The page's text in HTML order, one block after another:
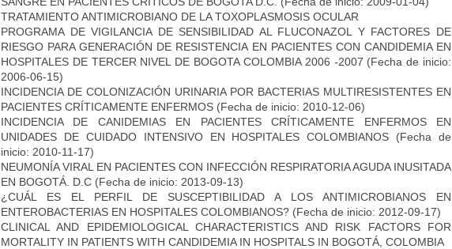
TRATAMIENTO ANTIMICROBIANO DE LA TOXOPLASMOSIS OCULAR
PROGRAMA DE VIGILANCIA DE SENSIBILIDAD AL FLUCONAZOL Y FACTORES DE
RIESGO PARA GENERACIÓN DE RESISTENCIA EN PACIENTES CON CANDIDEMIA EN
HOSPITALES DE TERCER NIVEL DE BOGOTA COLOMBIA 2006 -2007 (Fecha de inicio:
2006-06-15)
INCIDENCIA DE COLONIZACIÓN URINARIA POR BACTERIAS MULTIRESISTENTES EN
PACIENTES CRÍTICAMENTE ENFERMOS (Fecha de inicio: 2010-12-06)
INCIDENCIA DE CANIDEMIAS EN PACIENTES CRÍTICAMENTE ENFERMOS EN
UNIDADES DE CUIDADO INTENSIVO EN HOSPITALES COLOMBIANOS (Fecha de
inicio: 2010-11-17)
NEUMONÍA VIRAL EN PACIENTES CON INFECCIÓN RESPIRATORIA AGUDA INUSITADA
EN BOGOTÁ. D.C (Fecha de inicio: 2013-09-13)
¿CUÁL ES EL PERFIL DE SUSCEPTIBILIDAD A LOS ANTIMICROBIANOS EN
ENTEROBACTERIAS EN HOSPITALES COLOMBIANOS? (Fecha de inicio: 2012-09-17)
CLINICAL AND EPIDEMIOLOGICAL CHARACTERISTICS AND RISK FACTORS FOR
MORTALITY IN PATIENTS WITH CANDIDEMIA IN HOSPITALS IN BOGOTÁ, COLOMBIA